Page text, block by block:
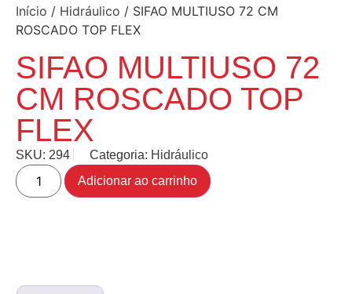
Início / Hidráulico / SIFAO MULTIUSO 72 CM
ROSCADO TOP FLEX
SIFAO MULTIUSO 72
CM ROSCADO TOP
FLEX
Adicionar ao carrinho
SKU: 294 Categoria: Hidráulico